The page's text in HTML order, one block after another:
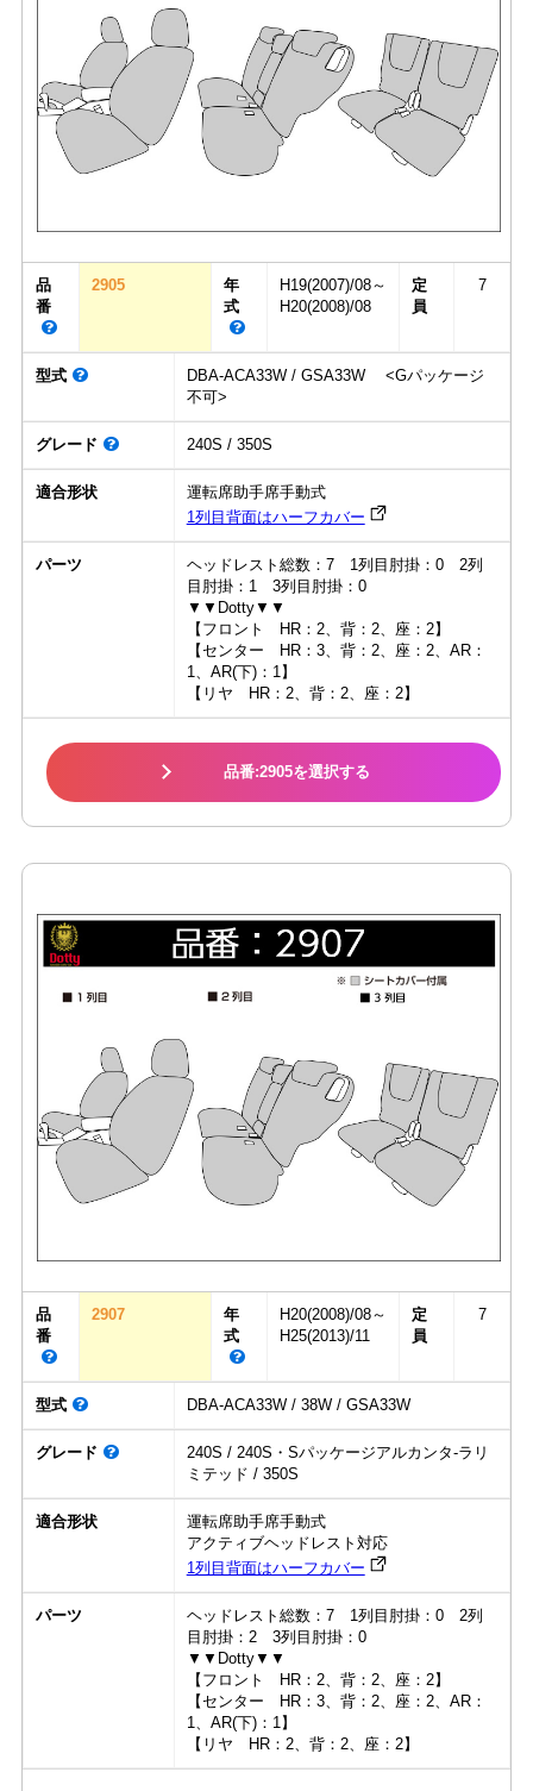
品
番
2905
年
式
H19(2007)/08～
H20(2008)/08
定
員
7
型式
DBA-ACA33W / GSA33W <Gパッケージ
不可>
グレード 240S / 350S
適合形状
運転席助手席手動式
1列目背面はハーフカバー
パーツ
ヘッドレスト総数：7 1列目肘掛：0 2列
目肘掛：1 3列目肘掛：0
▼▼Dotty▼▼
【フロント HR：2、背：2、座：2】
【センター HR：3、背：2、座：2、AR：
1、AR(下)：1】
【リヤ HR：2、背：2、座：2】
品番:2905を選択する
品
番
2907
年
式
H20(2008)/08～
H25(2013)/11
定
員
7
型式 DBA-ACA33W / 38W / GSA33W
グレード
240S / 240S・Sパッケージアルカンタ-ラリ
ミテッド / 350S
適合形状
運転席助手席手動式
アクティブヘッドレスト対応
1列目背面はハーフカバー
パーツ
ヘッドレスト総数：7 1列目肘掛：0 2列
目肘掛：2 3列目肘掛：0
▼▼Dotty▼▼
【フロント HR：2、背：2、座：2】
【センター HR：3、背：2、座：2、AR：
1、AR(下)：1】
【リヤ HR：2、背：2、座：2】